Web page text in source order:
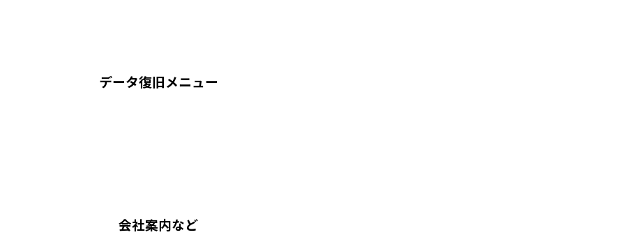
データ復旧メニュー
会社案内など